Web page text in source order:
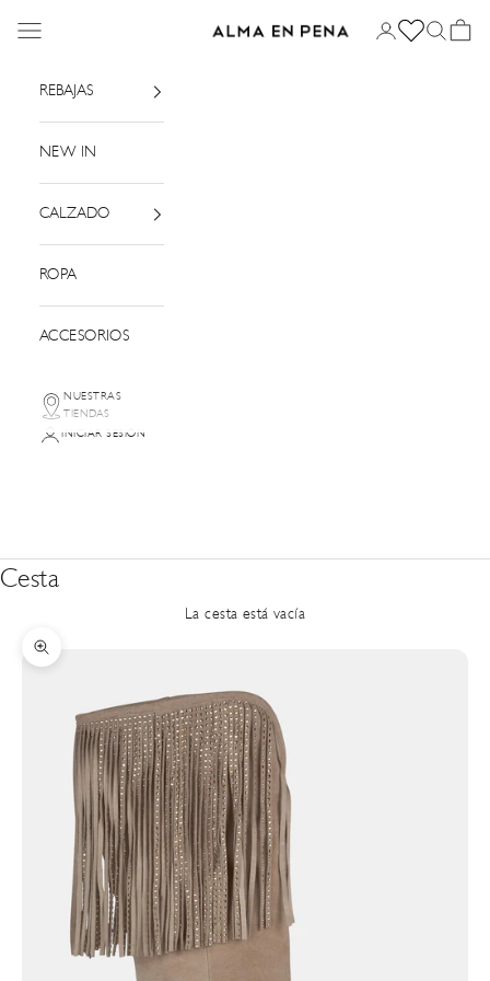
Alma en Pena
Menú Iniciar sesión
Buscar
Cesta
REBAJAS
NEW IN
CALZADO
ROPA
ACCESORIOS
NUESTRAS
TIENDAS
INICIAR SESIÓN
Cesta
La cesta está vacía
Zoom